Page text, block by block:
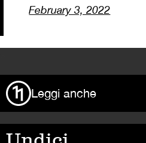
February 3, 2022
Leggi anche